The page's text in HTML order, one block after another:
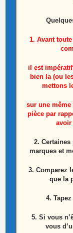
Carte
ÉPUISÉ
1. Avant
il est
bien la (ou
mettons
sur une
pièce par
avoir
2.
marques et
3. Comparez
que la
4.
5. Si vous
vous